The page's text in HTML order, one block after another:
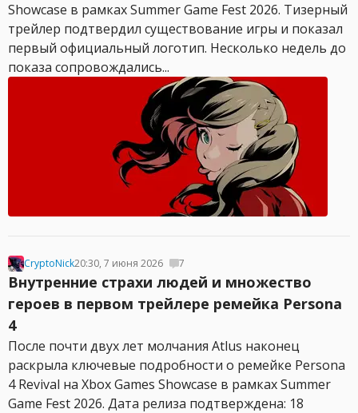
Showcase в рамках Summer Game Fest 2026. Тизерный
трейлер подтвердил существование игры и показал
первый официальный логотип. Несколько недель до
показа сопровождались...
CryptoNick20:30, 7 июня 2026 7
Внутренние страхи людей и множество
героев в первом трейлере ремейка Persona
4
После почти двух лет молчания Atlus наконец
раскрыла ключевые подробности о ремейке Persona
4 Revival на Xbox Games Showcase в рамках Summer
Game Fest 2026. Дата релиза подтверждена: 18